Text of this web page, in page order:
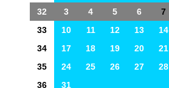
32
3 4 5 6 7
33
10 11 12 13 14
34
17 18 19 20 21
35
24 25 26 27 28
36
31